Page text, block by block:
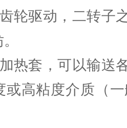
轮驱动，二转子
热套，可以输送
或高粘度介质（